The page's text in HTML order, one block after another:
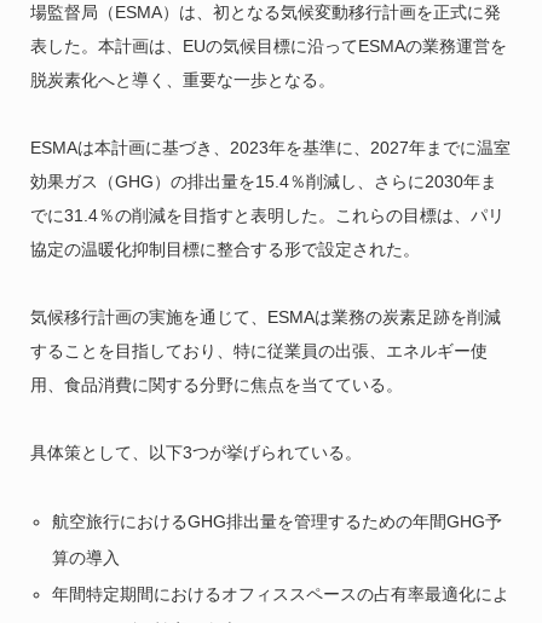
場監督局（ESMA）は、初となる気候変動移行計画を正式に発
表した。本計画は、EUの気候目標に沿ってESMAの業務運営を
脱炭素化へと導く、重要な一歩となる。
ESMAは本計画に基づき、2023年を基準に、2027年までに温室
効果ガス（GHG）の排出量を15.4％削減し、さらに2030年ま
でに31.4％の削減を目指すと表明した。これらの目標は、パリ
協定の温暖化抑制目標に整合する形で設定された。
気候移行計画の実施を通じて、ESMAは業務の炭素足跡を削減
することを目指しており、特に従業員の出張、エネルギー使
用、食品消費に関する分野に焦点を当てている。
具体策として、以下3つが挙げられている。
航空旅行におけるGHG排出量を管理するための年間GHG予
算の導入
年間特定期間におけるオフィススペースの占有率最適化によ